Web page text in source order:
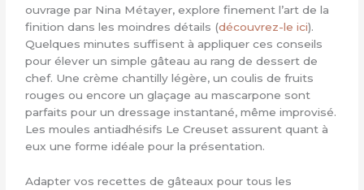
ouvrage par Nina Métayer, explore finement l’art de la
finition dans les moindres détails (découvrez-le ici).
Quelques minutes suffisent à appliquer ces conseils
pour élever un simple gâteau au rang de dessert de
chef. Une crème chantilly légère, un coulis de fruits
rouges ou encore un glaçage au mascarpone sont
parfaits pour un dressage instantané, même improvisé.
Les moules antiadhésifs Le Creuset assurent quant à
eux une forme idéale pour la présentation.
Adapter vos recettes de gâteaux pour tous les